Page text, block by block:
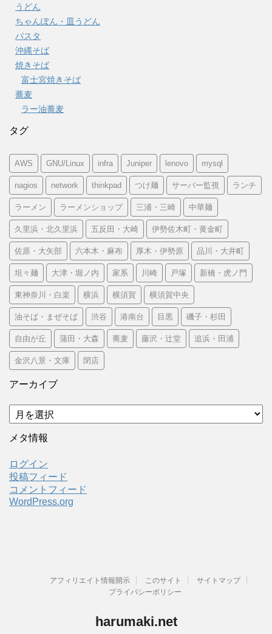
うどん
ちゃんぽん・皿うどん
パスタ
沖縄そば
焼きそば
富士宮焼きそば
蕎麦
ラー油蕎麦
タグ
AWS GNU/Linux infra Juniper lenovo mysql
nagios network thinkpad つけ麺 サーバー監視 ランチ
ラーメン ラーメンショップ 三浦・三崎 中華麺
久里浜・北久里浜 五反田・大崎 伊勢佐木町・黄金町
佐原・大矢部 六本木・麻布 厚木・伊勢原 品川・大井町
坦々麺 大津・堀ノ内 家系 川崎 戸塚 新橋・虎ノ門
東神奈川・白楽 横浜 横須賀 横須賀中央
油そば・まぜそば 渋谷 港南台 目黒 磯子・杉田
自由が丘 蒲田・大森 蕎麦 藤沢・辻堂 追浜・田浦
金沢八景・文庫 閉店
アーカイブ
ア
ー
カ
ブ
メタ情報
ログイン
投稿フィード
コメントフィード
WordPress.org
アフィリエイト情報開示 このサイト
サイトマップ
プライバシーポリシー
harumaki.net